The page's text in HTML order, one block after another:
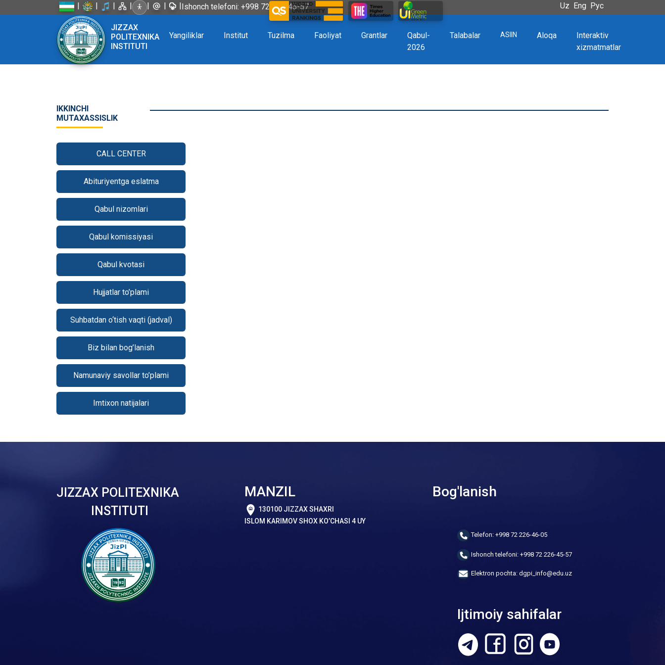
| | | | | | |Ishonch telefoni: +998 72 226-45-57 Uz Eng Рус
JIZZAX
POLITEXNIKA
INSTITUTI
Yangiliklar Institut Tuzilma Faoliyat Grantlar
Qabul-
2026
Talabalar ASIIN Aloqa
Interaktiv
xizmatmatlar
IKKINCHI
MUTAXASSISLIK
CALL CENTER
Abituriyentga eslatma
Qabul nizomlari
Qabul komissiyasi
Qabul kvotasi
Hujjatlar to’plami
Suhbatdan o‘tish vaqti (jadval)
Biz bilan bog’lanish
Namunaviy savollar to’plami
Imtixon natijalari
JIZZAX POLITEXNIKA
INSTITUTI
MANZIL
130100 JIZZAX SHAXRI
ISLOM KARIMOV SHOX KO’CHASI 4 UY
Bog'lanish
Telefon: +998 72 226-46-05
Ishonch telefoni: +998 72 226-45-57
Elektron pochta: dgpi_info@edu.uz
Ijtimoiy sahifalar